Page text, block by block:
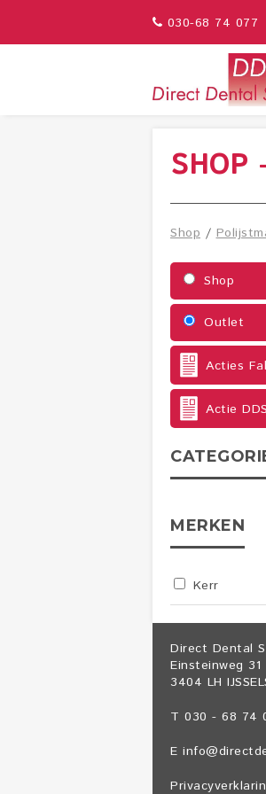
030-68 74 077
SHOP
Shop /
Shop
Outlet
Acties
Actie DDS
MERKEN
Kerr
Direct Dental
Einsteinweg 31
3404 LH
T 030 - 68 74
E